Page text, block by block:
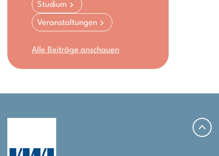
Studium
Veranstaltungen
Alle Beiträge anschauen